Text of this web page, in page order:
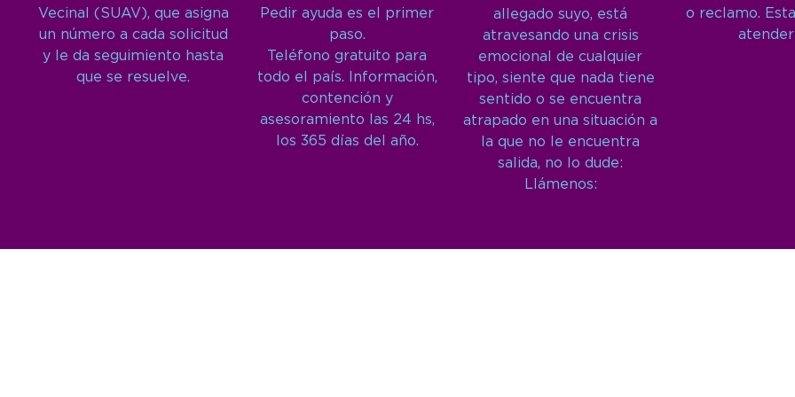
Vecinal (SUAV), que asigna
un número a cada solicitud
y le da seguimiento hasta
que se resuelve.
Pedir ayuda es el primer
paso.
Teléfono gratuito para
todo el país. Información,
contención y
asesoramiento las 24 hs,
los 365 días del año.
allegado suyo, está
atravesando una crisis
emocional de cualquier
tipo, siente que nada tiene
sentido o se encuentra
atrapado en una situación a
la que no le encuentra
salida, no lo dude:
Llámenos:
o reclamo.